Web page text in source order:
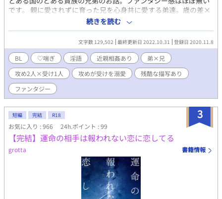
です。 親に愛されずに育った兄を心身共に愛する弟達。歳の差×
近親相姦×3Pな内容です。 弟2人×兄、10歳差、男前筋肉受け、
年下攻め、美形攻め、可愛い子攻め、攻めの愛が重い、拘束、♡
喘ぎ、濁点喘ぎ、淫語責め、乳首責め…等々、以上が大丈夫だ！
問題ない！という心強いお方であれば暫しお付き合い頂ければ幸
いです。
続きを読む
文字数 129,502 最終更新日 2022.10.31 登録日 2020.11.8
BL ♡喘ぎ 淫語 近親相姦あり
弟×兄
攻め2人×受け1人
攻めが受けを溺愛
残酷な描写あり
ファンタジー
3
短編 完結 R18
お気に入り : 966 24h.ポイント : 99
【完結】運命の相手は報われない恋に恋してる
grotta 書籍情報